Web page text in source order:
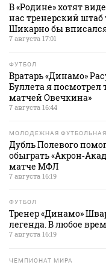
В «Родине» хотят
нас тренерский штаб
Шикарно бы
7 августа 17:01
ФУТБОЛ
Вратарь «Динамо»
Буллета я посмотрел
матчей Овечкина»
7 августа 16:44
МОЛОДЕЖНАЯ ФУТБОЛЬНАЯ
Дубль Полевого
обыграть
матче МФЛ
7 августа 16:19
ФУТБОЛ
Тренер «Динамо»
легенда. В любое
7 августа 16:19
ЧЕМПИОНАТ МИРА